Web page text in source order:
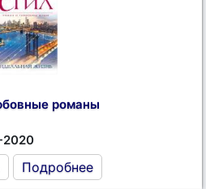
романы
Подробнее